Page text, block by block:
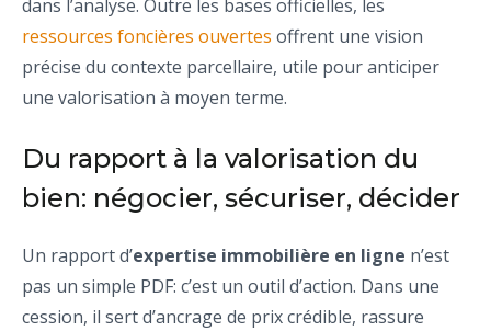
dans l’analyse. Outre les bases officielles, les
ressources foncières ouvertes offrent une vision
précise du contexte parcellaire, utile pour anticiper
une valorisation à moyen terme.
Du rapport à la valorisation du
bien: négocier, sécuriser, décider
Un rapport d’expertise immobilière en ligne n’est
pas un simple PDF: c’est un outil d’action. Dans une
cession, il sert d’ancrage de prix crédible, rassure